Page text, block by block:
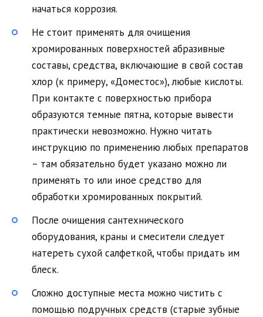
начаться коррозия.
Не стоит применять для очищения
хромированных поверхностей абразивные
составы, средства, включающие в свой состав
хлор (к примеру, «Доместос»), любые кислоты.
При контакте с поверхностью прибора
образуются темные пятна, которые вывести
практически невозможно. Нужно читать
инструкцию по применению любых препаратов
– там обязательно будет указано можно ли
применять то или иное средство для
обработки хромированных покрытий.
После очищения сантехнического
оборудования, краны и смесители следует
натереть сухой салфеткой, чтобы придать им
блеск.
Сложно доступные места можно чистить с
помощью подручных средств (старые зубные